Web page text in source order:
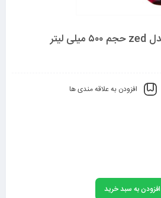
شیشه پاک کن رافونه مدل zed حجم ۵۰۰ میلی لیتر
افزودن به علاقه مندی ها
افزودن به سبد خرید